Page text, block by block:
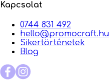
Kapcsolat
0744 831 492
hello@promocraft.hu
Sikertörténetek
Blog